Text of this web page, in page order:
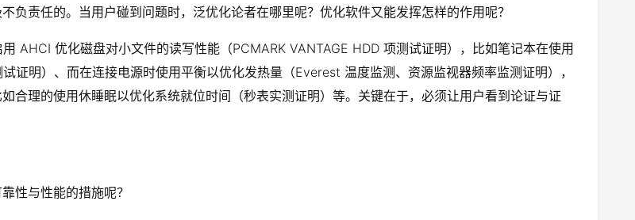
负责任的。当用户碰到问题时，泛优化论者在哪里呢？优化软件又能发挥怎样的作用呢？
AHCI 优化磁盘对小文件的读写性能（PCMARK VANTAGE HDD 项测试证明），比如笔记本在使用
明）、而在连接电源时使用平衡以优化发热量（Everest 温度监测、资源监视器频率监测证明），
合理的使用休睡眠以优化系统就位时间（秒表实测证明）等。关键在于，必须让用户看到论证与证
性与性能的措施呢？